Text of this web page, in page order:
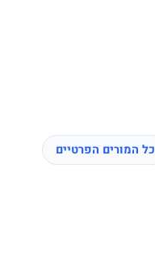
כל המורים הפרטיים